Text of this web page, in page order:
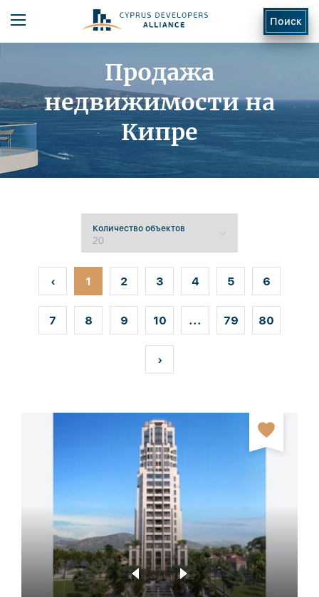
Поиск
Продажа
недвижимости на
Кипре
Количество объектов
‹ 1 2 3 4 5 6
7 8 9 10 ... 79 80
›